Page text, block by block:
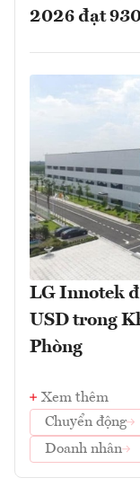
2026 đạt
LG Innotek
USD trong
Phòng
Xem thêm
Chuyển động
Doanh nhân